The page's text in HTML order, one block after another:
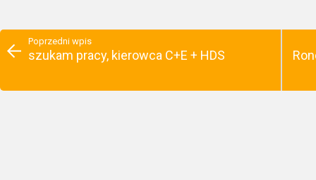
Poprzedni wpis
szukam pracy, kierowca C+E + HDS